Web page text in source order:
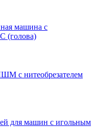
машина с
(голова)
с нитеобрезателем
для машин с игольным